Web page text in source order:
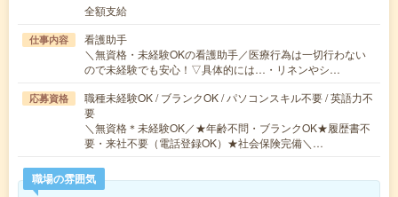
全額支給
仕事内容
看護助手
＼無資格・未経験OKの看護助手／医療行為は一切行わない
ので未経験でも安心！▽具体的には…・リネンやシ…
応募資格
職種未経験OK / ブランクOK / パソコンスキル不要 / 英語力不
要
＼無資格＊未経験OK／★年齢不問・ブランクOK★履歴書不
要・来社不要（電話登録OK）★社会保険完備＼…
職場の雰囲気